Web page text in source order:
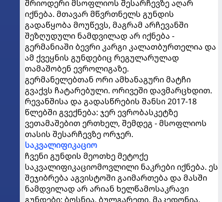
შრიოდერი მსოფლიოს შესარჩევზე აღარ
იქნება. მთავარ მწვრთნელს გუნდის
გადაწყობა მოუწევს, მაგრამ არჩევანში
შეზღუდული ნამდვილად არ იქნება -
გერმანიაში ბევრი კარგი კალათბურთელია და
ამ ქვეყნის გუნდებიც რეგულარულად
თამაშობენ ევროლიგაზე.
გერმანელებთან ორი ამხანაგური მატჩი
გვაქვს ჩატარებული. ორივეში დავმარცხდით.
რევანშისა და გადასწრების შანსი 2017-18
წლებში გვექნება: ჯერ ევრობასკეტზე
ვეთამაშებით ერთხელ, შემდეგ - მსოფლიოს
თასის შესარჩევზე ორჯერ.
საკვალიფიკაციო
ჩვენი გუნდის მეოთხე მეტოქე
საკვალიფიკაციომოვლილი ნაკრები იქნება. ეს
შეჯიბრება აგვისტოში გაიმართება და მასში
ნამდვილად არ არიან ხელწამოსაკრავი
გუნდები: ბოსნია, ბულგარეთი, მაკედონია,